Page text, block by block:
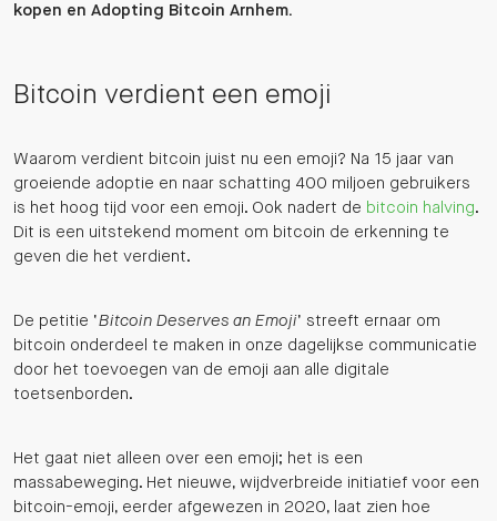
kopen en Adopting Bitcoin Arnhem.
Bitcoin verdient een emoji
Waarom verdient bitcoin juist nu een emoji? Na 15 jaar van
groeiende adoptie en naar schatting 400 miljoen gebruikers
is het hoog tijd voor een emoji. Ook nadert de bitcoin halving.
Dit is een uitstekend moment om bitcoin de erkenning te
geven die het verdient.
De petitie ‘Bitcoin Deserves an Emoji’ streeft ernaar om
bitcoin onderdeel te maken in onze dagelijkse communicatie
door het toevoegen van de emoji aan alle digitale
toetsenborden.
Het gaat niet alleen over een emoji; het is een
massabeweging. Het nieuwe, wijdverbreide initiatief voor een
bitcoin-emoji, eerder afgewezen in 2020, laat zien hoe